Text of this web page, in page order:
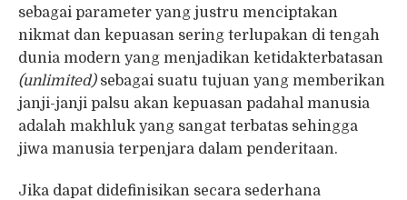
sebagai parameter yang justru menciptakan
nikmat dan kepuasan sering terlupakan di tengah
dunia modern yang menjadikan ketidakterbatasan
(unlimited)sebagai suatu tujuan yang memberikan
janji-janji palsu akan kepuasan padahal manusia
adalah makhluk yang sangat terbatas sehingga
jiwa manusia terpenjara dalam penderitaan.
Jika dapat didefinisikan secara sederhana